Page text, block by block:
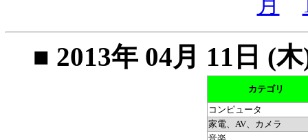
■ 2013年 04月 11日 (
カテゴリ
コンピュータ
家電、AV、カメラ